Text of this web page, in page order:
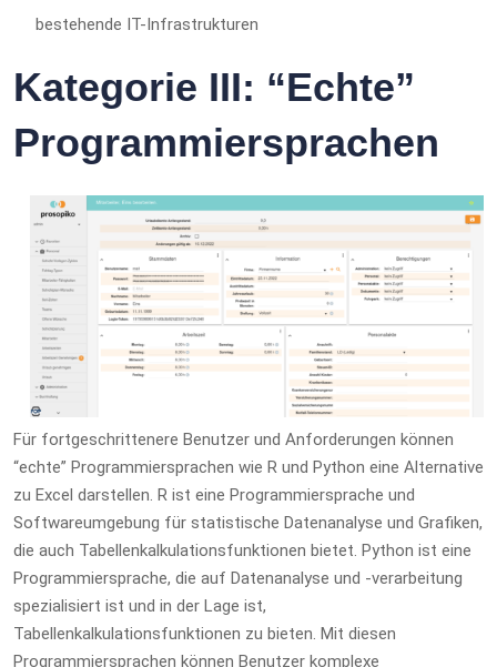
bestehende IT-Infrastrukturen
Kategorie III: “Echte”
Programmiersprachen
Für fortgeschrittenere Benutzer und Anforderungen können
“echte” Programmiersprachen wie R und Python eine Alternative
zu Excel darstellen. R ist eine Programmiersprache und
Softwareumgebung für statistische Datenanalyse und Grafiken,
die auch Tabellenkalkulationsfunktionen bietet. Python ist eine
Programmiersprache, die auf Datenanalyse und -verarbeitung
spezialisiert ist und in der Lage ist,
Tabellenkalkulationsfunktionen zu bieten. Mit diesen
Programmiersprachen können Benutzer komplexe